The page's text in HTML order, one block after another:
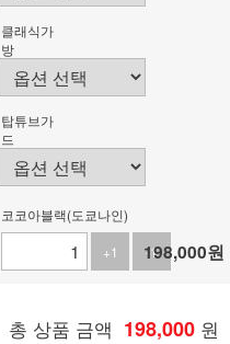
클래식가
방
탑튜브가
드
코코아블랙(도쿄나인)
+1
-1
198,000원
총 상품 금액 198,000 원